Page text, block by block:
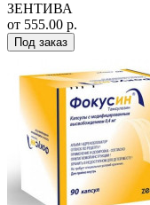
ЗЕНТИВА
от 555.00 р.
Под заказ